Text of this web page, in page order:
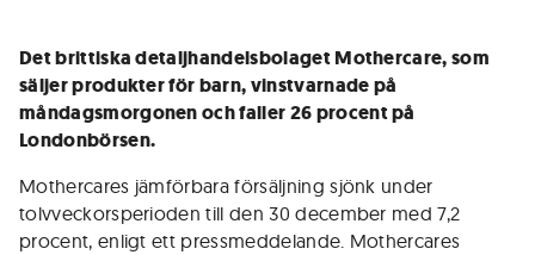
Det brittiska detaljhandelsbolaget Mothercare, som
säljer produkter för barn, vinstvarnade på
måndagsmorgonen och faller 26 procent på
Londonbörsen.
Mothercares jämförbara försäljning sjönk under
tolvveckorsperioden till den 30 december med 7,2
procent, enligt ett pressmeddelande. Mothercares